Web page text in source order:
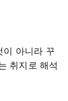
이 아니라 꾸
취지로 해석